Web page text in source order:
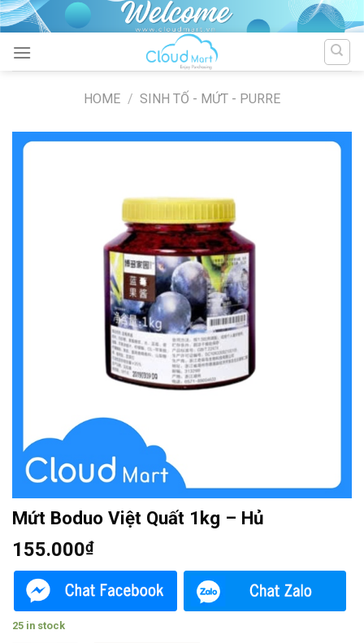
Skip
to
content
HOME / SINH TỐ - MỨT - PURRE
Mứt Boduo Việt Quất 1kg – Hủ
155.000₫
25 in stock